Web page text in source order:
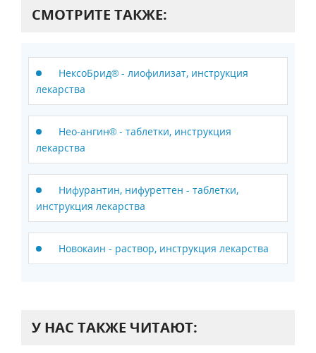
СМОТРИТЕ ТАКЖЕ:
НексоБрид® - лиофилизат, инструкция
лекарства
Нео-ангин® - таблетки, инструкция
лекарства
Нифурантин, нифуреттен - таблетки,
инструкция лекарства
Новокаин - раствор, инструкция лекарства
У НАС ТАКЖЕ ЧИТАЮТ: